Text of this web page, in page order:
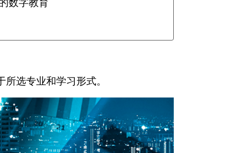
数字教育
选专业和学习形式。